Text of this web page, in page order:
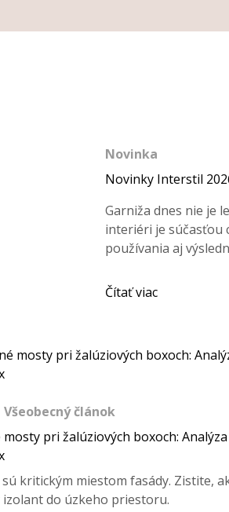
Novinka
Novinky Interstil
Garniža dnes nie je
interiéri je súčasťou
používania aj
Čítať viac
Všeobecný článok
pri žalúziových boxoch: Analýza
kritickým miestom fasády. Zistite,
do úzkeho priestoru.